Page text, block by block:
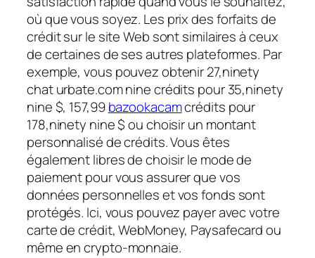
où que vous soyez. Les prix des forfaits de
crédit sur le site Web sont similaires à ceux
de certaines de ses autres plateformes. Par
exemple, vous pouvez obtenir 27,ninety
chat urbate.com nine crédits pour 35,ninety
nine $, 157,99bazookacamcrédits pour
178,ninety nine $ ou choisir un montant
personnalisé de crédits. Vous êtes
également libres de choisir le mode de
paiement pour vous assurer que vos
données personnelles et vos fonds sont
protégés. Ici, vous pouvez payer avec votre
carte de crédit, WebMoney, Paysafecard ou
même en crypto-monnaie.